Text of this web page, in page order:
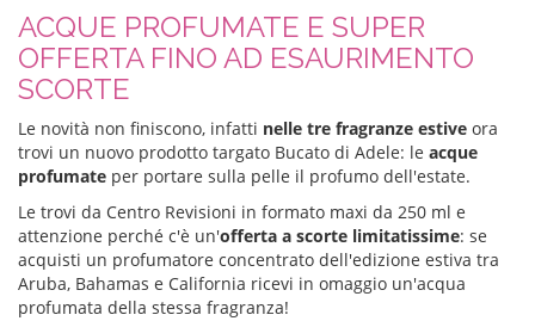
ACQUE PROFUMATE E SUPER
OFFERTA FINO AD ESAURIMENTO
SCORTE
Le novità non finiscono, infatti nelle tre fragranze estive ora
trovi un nuovo prodotto targato Bucato di Adele: le acque
profumate per portare sulla pelle il profumo dell'estate.
Le trovi da Centro Revisioni in formato maxi da 250 ml e
attenzione perché c'è un'offerta a scorte limitatissime: se
acquisti un profumatore concentrato dell'edizione estiva tra
Aruba, Bahamas e California ricevi in omaggio un'acqua
profumata della stessa fragranza!